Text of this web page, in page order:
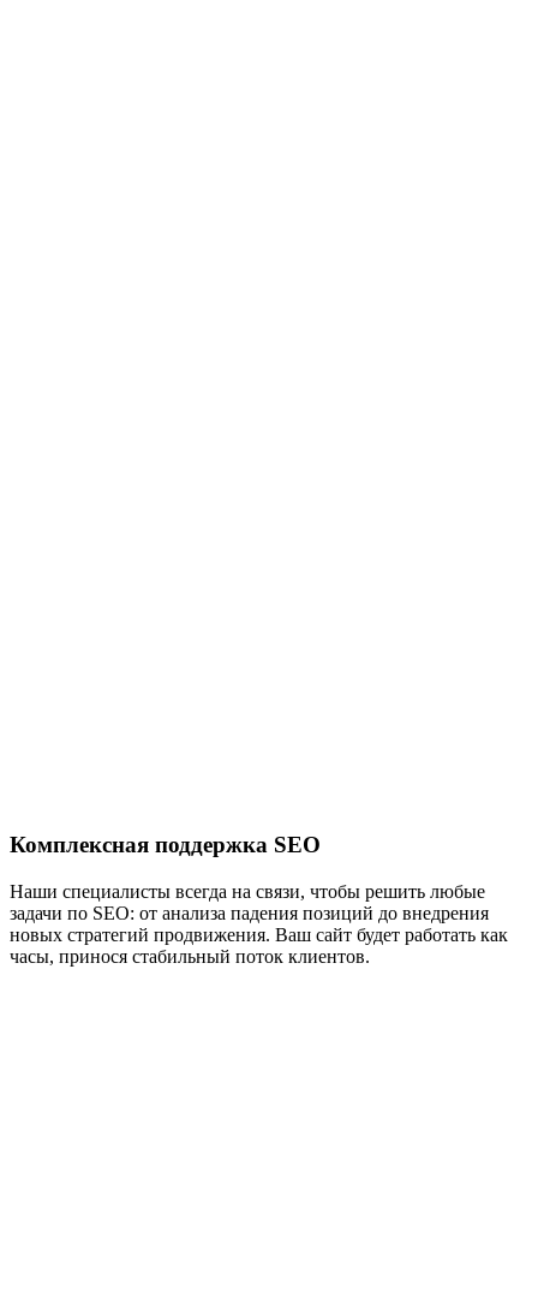
Комплексная поддержка SEO
Наши специалисты всегда на связи, чтобы решить любые
задачи по SEO: от анализа падения позиций до внедрения
новых стратегий продвижения. Ваш сайт будет работать как
часы, принося стабильный поток клиентов.